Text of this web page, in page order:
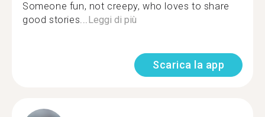
Someone fun, not creepy, who loves to share
good stories...Leggi di più
Scarica la app